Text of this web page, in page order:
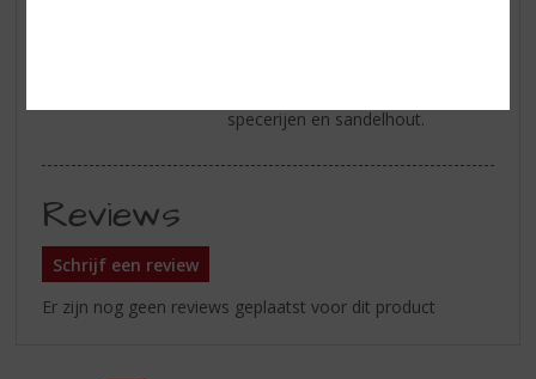
specerijen en sandelhout.
Reviews
Schrijf een review
Er zijn nog geen reviews geplaatst voor dit product